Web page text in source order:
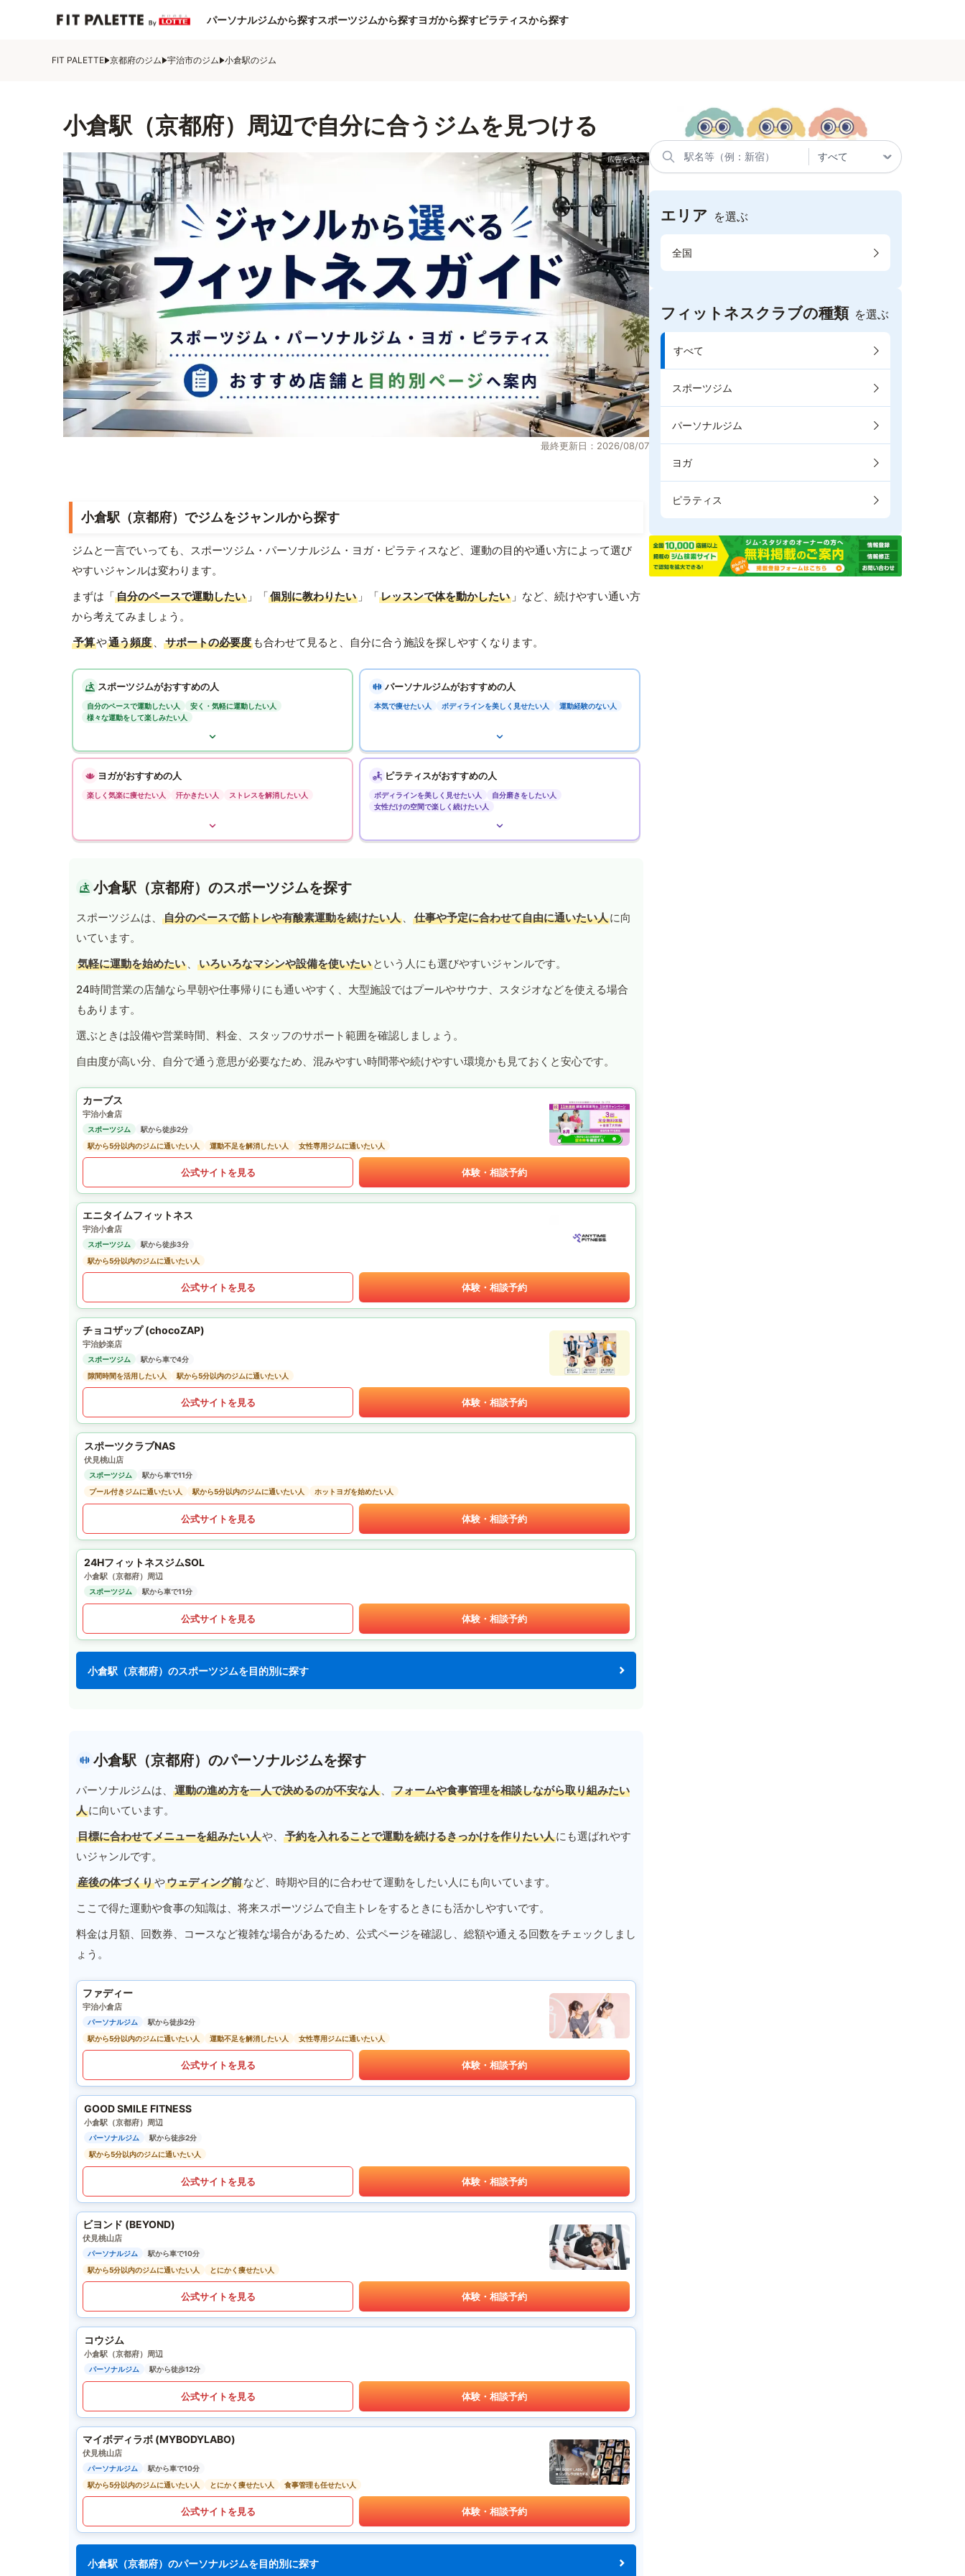
パーソナルジムから探すスポーツジムから探すヨガから探すピラティスから探す
FIT PALETTE 京都府のジム 宇治市のジム 小倉駅のジム
小倉駅（京都府）周辺で自分に合うジムを見つける
最終更新日：2026/08/07
小倉駅（京都府）でジムをジャンルから探す
ジムと一言でいっても、スポーツジム・パーソナルジム・ヨガ・ピラティスなど、運動の目的や通い方によって選び
やすいジャンルは変わります。
まずは「自分のペースで運動したい 」「個別に教わりたい 」「レッスンで体を動かしたい 」など、続けやすい通い方
から考えてみましょう。
予算や通う頻度 、 サポートの必要度 も合わせて見ると、自分に合う施設を探しやすくなります。
スポーツジムがおすすめの人
自分のペースで運動したい人
安く・気軽に運動したい人
様々な運動をして楽しみたい人
パーソナルジムがおすすめの人
本気で痩せたい人 ボディラインを美しく見せたい人 運動経験のない人
ヨガがおすすめの人
楽しく気楽に痩せたい人 汗かきたい人 ストレスを解消したい人
ピラティスがおすすめの人
ボディラインを美しく見せたい人
自分磨きをしたい人
女性だけの空間で楽しく続けたい人
小倉駅（京都府）のスポーツジムを探す
スポーツジムは、 自分のペースで筋トレや有酸素運動を続けたい人 、 仕事や予定に合わせて自由に通いたい人に向
いています。
気軽に運動を始めたい 、 いろいろなマシンや設備を使いたい という人にも選びやすいジャンルです。
24時間営業の店舗なら早朝や仕事帰りにも通いやすく、大型施設ではプールやサウナ、スタジオなどを使える場合
もあります。
選ぶときは設備や営業時間、料金、スタッフのサポート範囲を確認しましょう。
自由度が高い分、自分で通う意思が必要なため、混みやすい時間帯や続けやすい環境かも見ておくと安心です。
カーブス
宇治小倉店
スポーツジム
駅から徒歩2分
駅から5分以内のジムに通いたい人
運動不足を解消したい人 女性専用ジムに通いたい人
公式サイトを見る 体験・相談予約
エニタイムフィットネス
宇治小倉店
スポーツジム
駅から徒歩3分
駅から5分以内のジムに通いたい人
公式サイトを見る 体験・相談予約
チョコザップ (chocoZAP)
宇治妙楽店
スポーツジム
駅から車で4分
隙間時間を活用したい人
駅から5分以内のジムに通いたい人
公式サイトを見る 体験・相談予約
スポーツクラブNAS
伏見桃山店
スポーツジム
駅から車で11分
プール付きジムに通いたい人
駅から5分以内のジムに通いたい人 ホットヨガを始めたい人
公式サイトを見る 体験・相談予約
24HフィットネスジムSOL
小倉駅（京都府）周辺
スポーツジム 駅から車で11分
公式サイトを見る 体験・相談予約
小倉駅（京都府）のスポーツジムを目的別に探す
小倉駅（京都府）のパーソナルジムを探す
パーソナルジムは、 運動の進め方を一人で決めるのが不安な人 、
フォームや食事管理を相談しながら取り組みたい
人に向いています。
目標に合わせてメニューを組みたい人や、 予約を入れることで運動を続けるきっかけを作りたい人にも選ばれやす
いジャンルです。
産後の体づくりやウェディング前など、時期や目的に合わせて運動をしたい人にも向いています。
ここで得た運動や食事の知識は、将来スポーツジムで自主トレをするときにも活かしやすいです。
料金は月額、回数券、コースなど複雑な場合があるため、公式ページを確認し、総額や通える回数をチェックしまし
ょう。
ファディー
宇治小倉店
パーソナルジム
駅から徒歩2分
駅から5分以内のジムに通いたい人
運動不足を解消したい人 女性専用ジムに通いたい人
公式サイトを見る 体験・相談予約
GOOD SMILE FITNESS
小倉駅（京都府）周辺
パーソナルジム
駅から徒歩2分
駅から5分以内のジムに通いたい人
公式サイトを見る 体験・相談予約
ビヨンド (BEYOND)
伏見桃山店
パーソナルジム
駅から車で10分
駅から5分以内のジムに通いたい人
とにかく痩せたい人
公式サイトを見る 体験・相談予約
コウジム
小倉駅（京都府）周辺
パーソナルジム 駅から徒歩12分
公式サイトを見る 体験・相談予約
マイボディラボ (MYBODYLABO)
伏見桃山店
パーソナルジム
駅から車で10分
駅から5分以内のジムに通いたい人
とにかく痩せたい人 食事管理も任せたい人
公式サイトを見る 体験・相談予約
小倉駅（京都府）のパーソナルジムを目的別に探す
エリア を選ぶ
全国
フィットネスクラブの種類 を選ぶ
すべて
スポーツジム
パーソナルジム
ヨガ
ピラティス